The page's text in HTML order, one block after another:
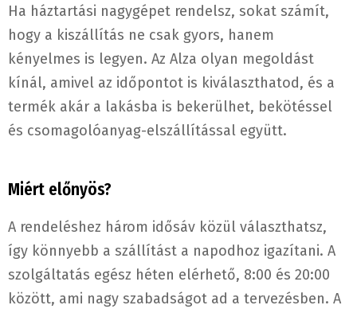
Ha háztartási nagygépet rendelsz, sokat számít,
hogy a kiszállítás ne csak gyors, hanem
kényelmes is legyen. Az Alza olyan megoldást
kínál, amivel az időpontot is kiválaszthatod, és a
termék akár a lakásba is bekerülhet, bekötéssel
és csomagolóanyag-elszállítással együtt.
Miért előnyös?
A rendeléshez három idősáv közül választhatsz,
így könnyebb a szállítást a napodhoz igazítani. A
szolgáltatás egész héten elérhető, 8:00 és 20:00
között, ami nagy szabadságot ad a tervezésben. A